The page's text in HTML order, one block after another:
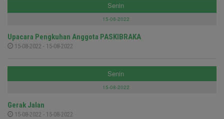
Senin
15-08-2022
Upacara Pengkuhan Anggota PASKIBRAKA
15-08-2022 - 15-08-2022
Senin
15-08-2022
Gerak Jalan
15-08-2022 - 15-08-2022